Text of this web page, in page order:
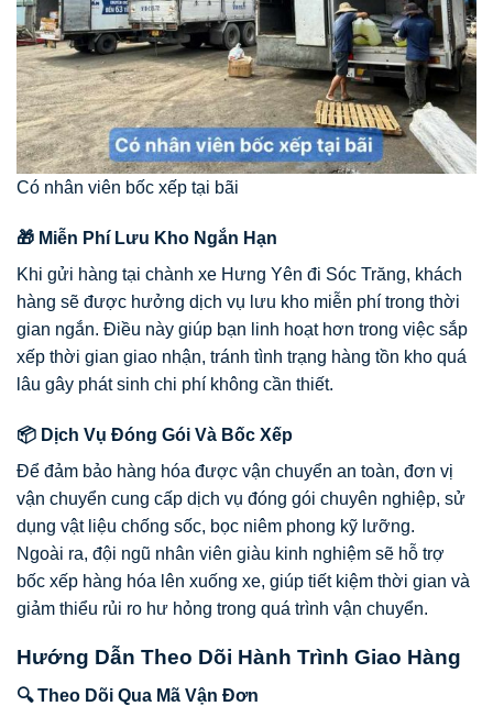
Có nhân viên bốc xếp tại bãi
🎁 Miễn Phí Lưu Kho Ngắn Hạn
Khi gửi hàng tại chành xe Hưng Yên đi Sóc Trăng, khách
hàng sẽ được hưởng dịch vụ lưu kho miễn phí trong thời
gian ngắn. Điều này giúp bạn linh hoạt hơn trong việc sắp
xếp thời gian giao nhận, tránh tình trạng hàng tồn kho quá
lâu gây phát sinh chi phí không cần thiết.
📦 Dịch Vụ Đóng Gói Và Bốc Xếp
Để đảm bảo hàng hóa được vận chuyển an toàn, đơn vị
vận chuyển cung cấp dịch vụ đóng gói chuyên nghiệp, sử
dụng vật liệu chống sốc, bọc niêm phong kỹ lưỡng.
Ngoài ra, đội ngũ nhân viên giàu kinh nghiệm sẽ hỗ trợ
bốc xếp hàng hóa lên xuống xe, giúp tiết kiệm thời gian và
giảm thiểu rủi ro hư hỏng trong quá trình vận chuyển.
Hướng Dẫn Theo Dõi Hành Trình Giao Hàng
🔍 Theo Dõi Qua Mã Vận Đơn